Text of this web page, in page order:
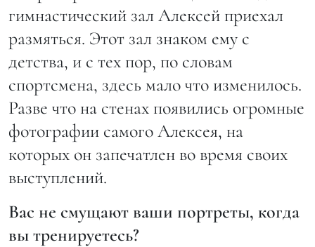
гимнастический зал Алексей приехал
размяться. Этот зал знаком ему с
детства, и с тех пор, по словам
спортсмена, здесь мало что изменилось.
Разве что на стенах появились огромные
фотографии самого Алексея, на
которых он запечатлен во время своих
выступлений.
Вас не смущают ваши портреты, когда
вы тренируетесь?